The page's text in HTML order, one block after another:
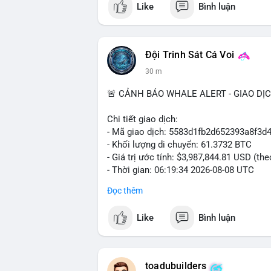
#vlikevn #titanbot
Like Bình luận
Đội Trinh Sát Cá Voi
30 m
🚨 CẢNH BÁO WHALE ALERT - GIAO
Chi tiết giao dịch:
- Mã giao dịch:
- Khối lượng di chuyển: 61.3732 BTC
- Giá trị ước tính: $3,987,844.81 USD
- Thời gian: 06:19:34 2026-08-08 UTC
Nhận định phân tích hành vi của Cá voi
một tổ chức lớn hoặc cá voi đang tái
động thái này có thể là hành động
thuộc sàn, đây là tín hiệu tích lũy dài
Đọc thêm
Like Bình luận
toadubuilders